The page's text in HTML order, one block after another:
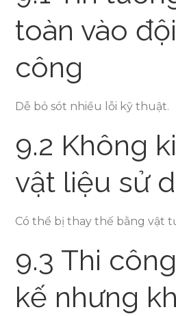
toàn vào
công
Dễ bỏ sót nhiều lỗi kỹ thuật.
9.2 Không
vật liệu sử
Có thể bị thay thế bằng vật
9.3 Thi
kế nhưng